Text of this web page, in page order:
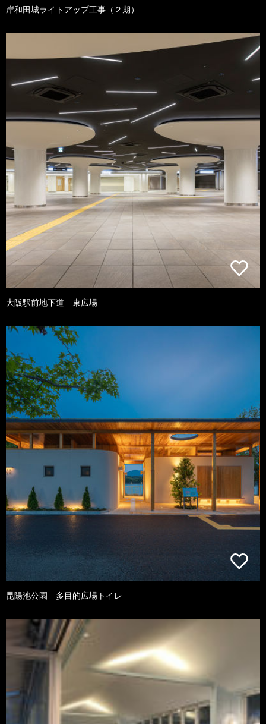
岸和田城ライトアップ工事（２期）
大阪駅前地下道 東広場
昆陽池公園 多目的広場トイレ